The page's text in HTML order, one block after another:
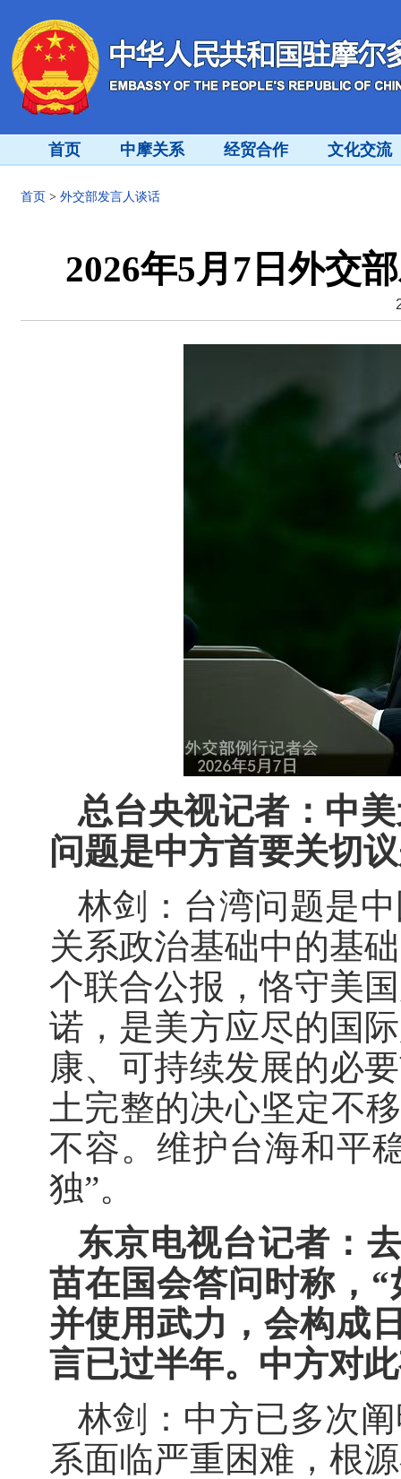
首页 中摩关系 经贸合作 文化交流
首页 > 外交部发言人谈话
2026年5月7日外交
总台央视记者：中
问题是中方首要关切
林剑：台湾问题是
关系政治基础中的基
个联合公报，恪守美
诺，是美方应尽的国
康、可持续发展的必
土完整的决心坚定不
不容。维护台海和平
独”。
东京电视台记者：
苗在国会答问时称，
并使用武力，会构成
言已过半年。中方对
林剑：中方已多次
系面临严重困难，根